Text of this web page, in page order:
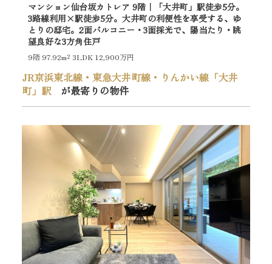
マンション仙台坂カトレア 9階｜「大井町」駅徒歩5分。
3路線利用×駅徒歩5分。大井町の利便性を享受する、ゆ
とりの邸宅。2面バルコニー・3面採光で、陽当たり・眺
望良好な3方角住戸
9階97.92m² 3LDK 12,900万円
JR京浜東北線・東急大井町線・りんかい線「大井
町」駅が最寄りの物件